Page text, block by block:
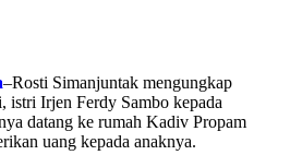
–Rosti Simanjuntak mengungkap
istri Irjen Ferdy Sambo kepada
datang ke rumah Kadiv Propam
uang kepada anaknya.